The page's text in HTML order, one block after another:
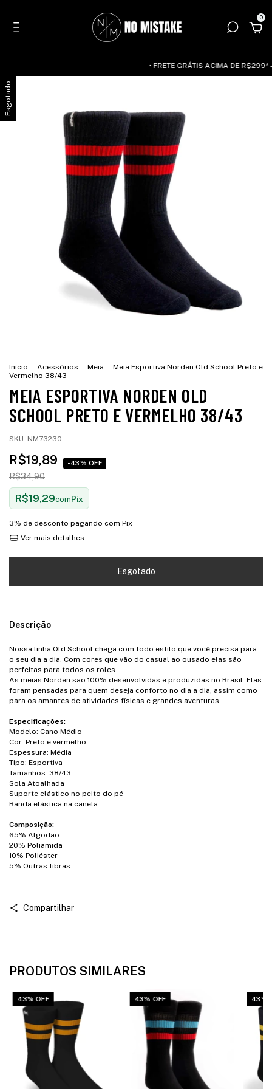
0
• FRETE GRÁTIS ACIMA DE R$299*
Esgotado
Início . Acessórios . Meia . Meia Esportiva Norden Old School Preto e
Vermelho 38/43
MEIA ESPORTIVA NORDEN OLD
SCHOOL PRETO E VERMELHO 38/43
SKU: NM73230
R$19,89 -43% OFF
R$34,90
R$19,29com Pix
3% de desconto pagando com Pix
Ver mais detalhes
Descrição
Nossa linha Old School chega com todo estilo que você precisa para
o seu dia a dia. Com cores que vão do casual ao ousado elas são
perfeitas para todos os roles.
As meias Norden são 100% desenvolvidas e produzidas no Brasil. Elas
foram pensadas para quem deseja conforto no dia a dia, assim como
para os amantes de atividades físicas e grandes aventuras.
Especificações:
Modelo: Cano Médio
Cor: Preto e vermelho
Espessura: Média
Tipo: Esportiva
Tamanhos: 38/43
Sola Atoalhada
Suporte elástico no peito do pé
Banda elástica na canela
Composição:
65% Algodão
20% Poliamida
10% Poliéster
5% Outras fibras
Compartilhar
PRODUTOS SIMILARES
43% OFF 43% OFF 43%